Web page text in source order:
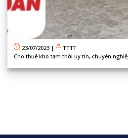
23/07/2023 |
TTTT
Cho thuê kho tạm thời uy tín, chuyên